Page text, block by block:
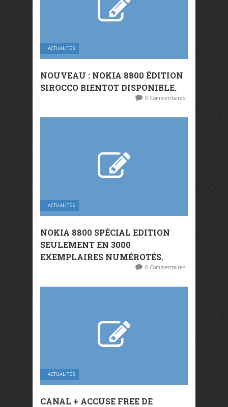
ACTUALITÉS
NOUVEAU : NOKIA 8800 ÉDITION
SIROCCO BIENTOT DISPONIBLE.
0 Commentaires
ACTUALITÉS
NOKIA 8800 SPÉCIAL EDITION
SEULEMENT EN 3000
EXEMPLAIRES NUMÉROTÉS.
0 Commentaires
ACTUALITÉS
CANAL + ACCUSE FREE DE